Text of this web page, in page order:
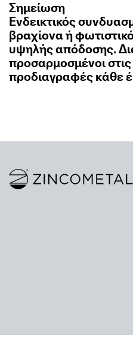
Σημείωση
Ενδεικτικός
βραχίονα ή
υψηλής απόδοσης.
προσαρμοσμένοι
προδιαγραφές κάθε
Link to homepage